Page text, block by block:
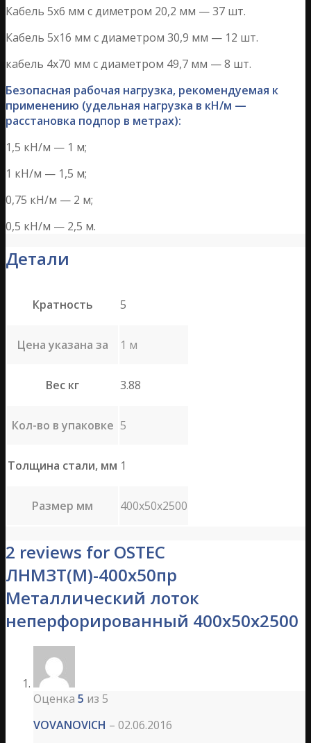
Кабель 5х6 мм с диметром 20,2 мм — 37 шт.
Кабель 5х16 мм с диаметром 30,9 мм — 12 шт.
кабель 4х70 мм с диаметром 49,7 мм — 8 шт.
Безопасная рабочая нагрузка, рекомендуемая к
применению (удельная нагрузка в кН/м —
расстановка подпор в метрах):
1,5 кН/м — 1 м;
1 кН/м — 1,5 м;
0,75 кН/м — 2 м;
0,5 кН/м — 2,5 м.
Детали
Кратность 5
Цена указана за 1 м
Вес кг 3.88
Кол-во в упаковке 5
Толщина стали, мм 1
Размер мм 400х50х2500
2 reviews for OSTEC
ЛНМЗТ(М)-400х50пр
Металлический лоток
неперфорированный 400х50х2500
Оценка 5 из 5
VOVANOVICH – 02.06.2016